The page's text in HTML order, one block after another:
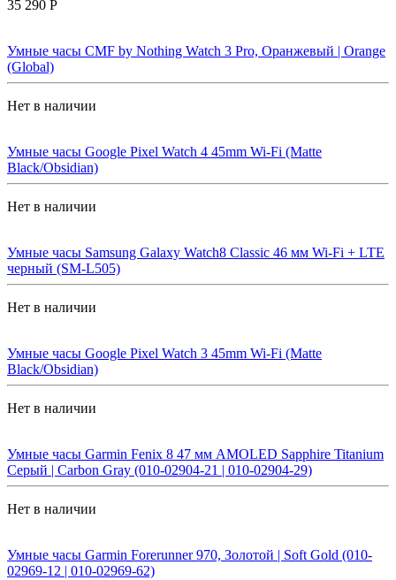
35 290 Р
Умные часы CMF by Nothing Watch 3 Pro, Оранжевый | Orange
(Global)
Нет в наличии
Умные часы Google Pixel Watch 4 45mm Wi-Fi (Matte
Black/Obsidian)
Нет в наличии
Умные часы Samsung Galaxy Watch8 Classic 46 мм Wi-Fi + LTE
черный (SM-L505)
Нет в наличии
Умные часы Google Pixel Watch 3 45mm Wi-Fi (Matte
Black/Obsidian)
Нет в наличии
Умные часы Garmin Fenix 8 47 мм AMOLED Sapphire Titanium
Серый | Carbon Gray (010-02904-21 | 010-02904-29)
Нет в наличии
Умные часы Garmin Forerunner 970, Золотой | Soft Gold (010-
02969-12 | 010-02969-62)